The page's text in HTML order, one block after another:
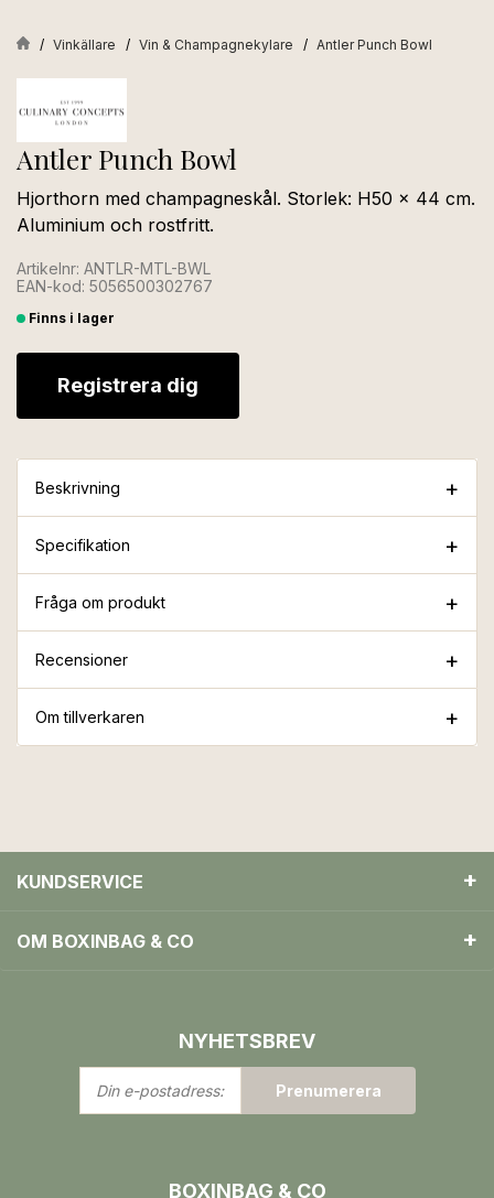
Vinkällare Vin & Champagnekylare Antler Punch Bowl
Antler Punch Bowl
Hjorthorn med champagneskål. Storlek: H50 x 44 cm.
Aluminium och rostfritt.
Artikelnr: ANTLR-MTL-BWL
EAN-kod: 5056500302767
Finns i lager
Registrera dig
Beskrivning
Specifikation
Fråga om produkt
Recensioner
Om tillverkaren
KUNDSERVICE
OM BOXINBAG & CO
NYHETSBREV
Din
e-
Prenumerera
BOXINBAG & CO